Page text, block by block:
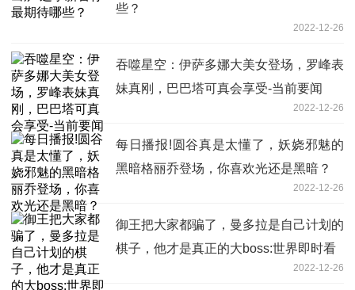
些？
2022-12-26
吞噬星空：伊萨多娜大美女登场，罗峰表
妹真刚，巴巴塔可真会享受-当前要闻
2022-12-26
每日播报!圆谷真是太懂了，妖娆邪魅的
黑暗格丽乔登场，你喜欢光还是黑暗？
2022-12-26
御王把大家都骗了，曼多拉是自己计划的
棋子，他才是真正的大boss:世界即时看
2022-12-26